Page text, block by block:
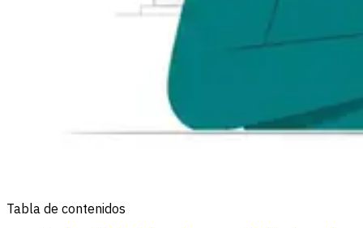
Tabla de contenidos